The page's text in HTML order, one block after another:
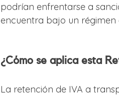
podrían enfrentarse a
encuentra bajo un régimen
¿Cómo se aplica esta
La retención de IVA a